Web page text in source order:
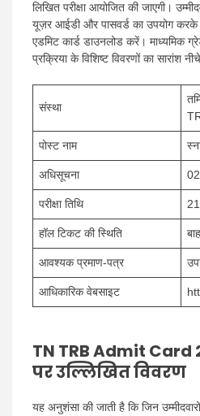
लिखित परीक्षा आयोजित की जाएगी।
यूज़र आईडी और पासवर्ड का उपयोग
एडमिट कार्ड डाउनलोड करें। माध्यमिक
प्रक्रिया के विशिष्ट विवरणों का सारांश
संस्था
पोस्ट नाम
अधिसूचना
परीक्षा तिथि
हॉल टिकट की स्थिति
आवश्यक प्रमाण-पत्र
आधिकारिक वेबसाइट
TN TRB Admit Card
पर उल्लिखित विवरण
यह अनुशंसा की जाती है कि जिन